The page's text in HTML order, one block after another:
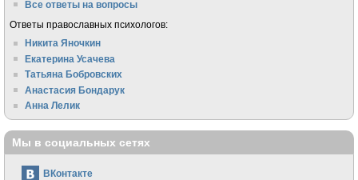
Все ответы на вопросы
Ответы православных психологов:
Никита Яночкин
Екатерина Усачева
Татьяна Бобровских
Анастасия Бондарук
Анна Лелик
Мы в социальных сетях
ВКонтакте